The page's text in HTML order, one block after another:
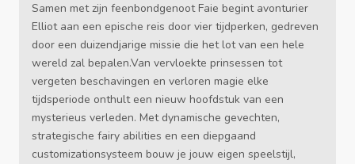
Samen met zijn feenbondgenoot Faie begint avonturier
Elliot aan een epische reis door vier tijdperken, gedreven
door een duizendjarige missie die het lot van een hele
wereld zal bepalen.Van vervloekte prinsessen tot
vergeten beschavingen en verloren magie elke
tijdsperiode onthult een nieuw hoofdstuk van een
mysterieus verleden. Met dynamische gevechten,
strategische fairy abilities en een diepgaand
customizationsysteem bouw je jouw eigen speelstijl,